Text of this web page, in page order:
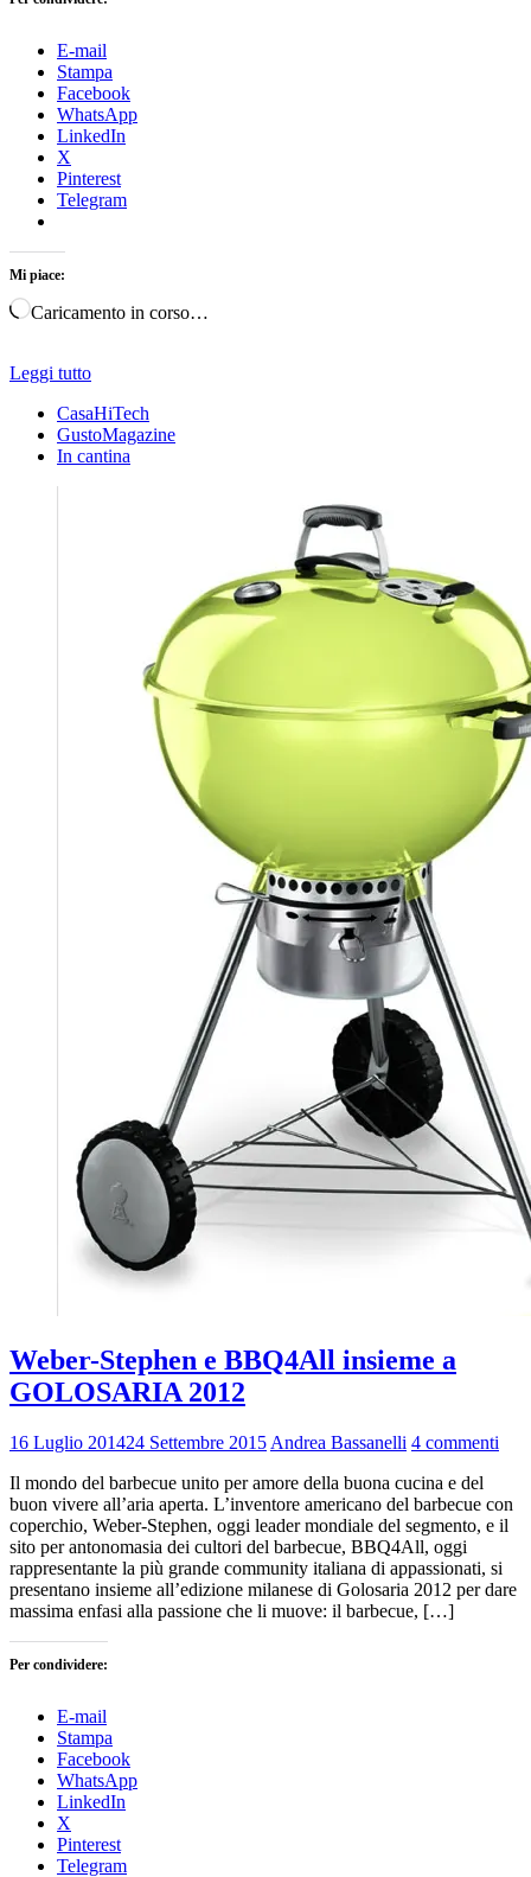
E-mail
Stampa
Facebook
WhatsApp
LinkedIn
X
Pinterest
Telegram
Mi piace:
Caricamento in corso…
Leggi tutto
CasaHiTech
GustoMagazine
In cantina
Weber-Stephen e BBQ4All insieme a
GOLOSARIA 2012
16 Luglio 201424 Settembre 2015 Andrea Bassanelli 4 commenti
Il mondo del barbecue unito per amore della buona cucina e del
buon vivere all’aria aperta. L’inventore americano del barbecue con
coperchio, Weber-Stephen, oggi leader mondiale del segmento, e il
sito per antonomasia dei cultori del barbecue, BBQ4All, oggi
rappresentante la più grande community italiana di appassionati, si
presentano insieme all’edizione milanese di Golosaria 2012 per dare
massima enfasi alla passione che li muove: il barbecue, […]
Per condividere:
E-mail
Stampa
Facebook
WhatsApp
LinkedIn
X
Pinterest
Telegram